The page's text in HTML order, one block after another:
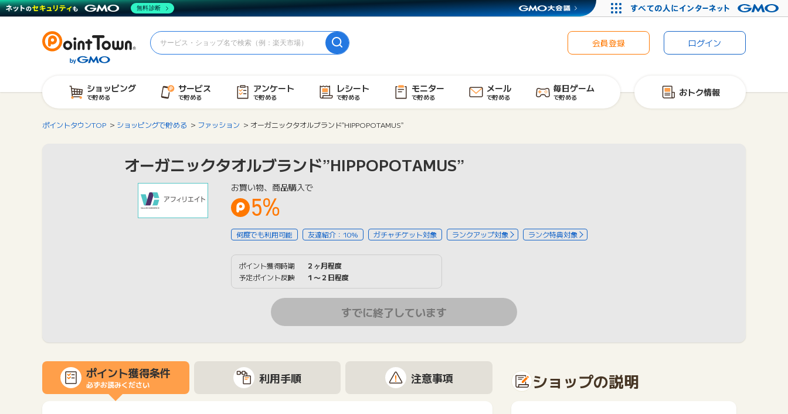
会員登録 ログイン
ショッピング
で貯める
サービス
で貯める
アンケート
で貯める
レシート
で貯める
モニター
で貯める
メール
で貯める
毎日ゲーム
で貯める おトク情報
ポイントタウンTOP ショッピングで貯める ファッション オーガニックタオルブランド”HIPPOPOTAMUS”
オーガニックタオルブランド”HIPPOPOTAMUS”
お買い物、商品購入で
5%
何度でも利用可能 友達紹介：10% ガチャチケット対象 ランクアップ対象 ランク特典対象
ポイント獲得時期
２ヶ月程度
予定ポイント反映
１〜２日程度
すでに終了しています
ポイント獲得条件
必ずお読みください 利用手順 注意事項 ショップの説明
無料診断